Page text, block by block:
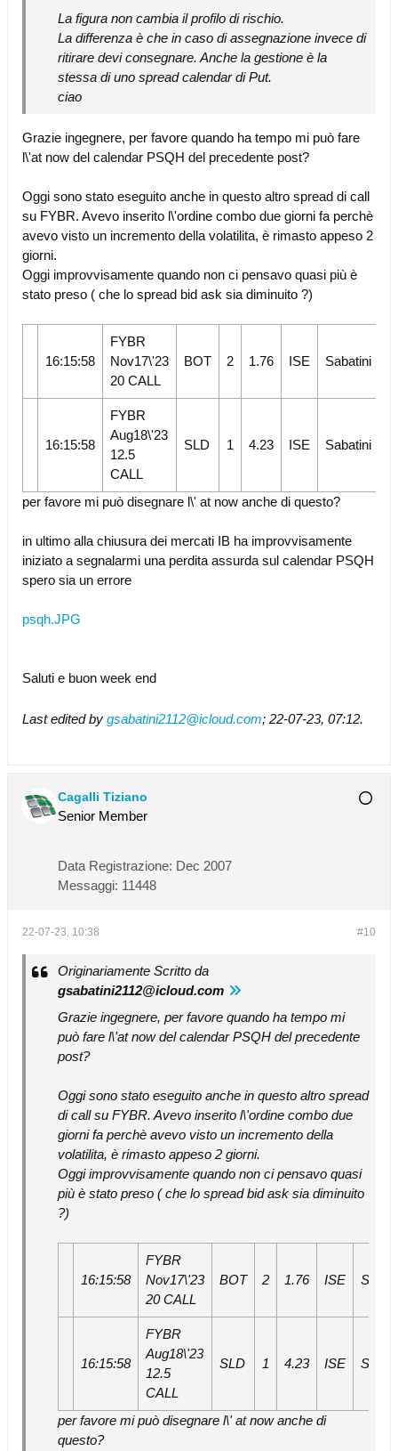
La figura non cambia il profilo di rischio.
La differenza è che in caso di assegnazione invece di
ritirare devi consegnare. Anche la gestione è la
stessa di uno spread calendar di Put.
ciao
Grazie ingegnere, per favore quando ha tempo mi può fare
l\'at now del calendar PSQH del precedente post?
Oggi sono stato eseguito anche in questo altro spread di call
su FYBR. Avevo inserito l\'ordine combo due giorni fa perchè
avevo visto un incremento della volatilita, è rimasto appeso 2
giorni.
Oggi improvvisamente quando non ci pensavo quasi più è
stato preso ( che lo spread bid ask sia diminuito ?)
16:15:58
FYBR
Nov17\'23
20 CALL
BOT 2 1.76 ISE Sabatini
16:15:58
FYBR
Aug18\'23
12.5
CALL
SLD 1 4.23 ISE Sabatini
per favore mi può disegnare l\' at now anche di questo?
in ultimo alla chiusura dei mercati IB ha improvvisamente
iniziato a segnalarmi una perdita assurda sul calendar PSQH
spero sia un errore
psqh.JPG
Saluti e buon week end
Last edited by gsabatini2112@icloud.com; 22-07-23, 07:12.
Cagalli Tiziano
Senior Member
Data Registrazione: Dec 2007
Messaggi: 11448
#10
22-07-23, 10:38
Originariamente Scritto da
gsabatini2112@icloud.com
Grazie ingegnere, per favore quando ha tempo mi
può fare l\'at now del calendar PSQH del precedente
post?
Oggi sono stato eseguito anche in questo altro spread
di call su FYBR. Avevo inserito l\'ordine combo due
giorni fa perchè avevo visto un incremento della
volatilita, è rimasto appeso 2 giorni.
Oggi improvvisamente quando non ci pensavo quasi
più è stato preso ( che lo spread bid ask sia diminuito
?)
16:15:58
FYBR
Nov17\'23
20 CALL
BOT 2 1.76 ISE
16:15:58
FYBR
Aug18\'23
12.5
CALL
SLD 1 4.23 ISE
per favore mi può disegnare l\' at now anche di
questo?